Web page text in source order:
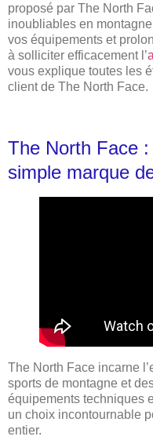
proposé par The North
inoubliables en
vos équipements et
à solliciter efficacement l’
vous explique toutes les
client de The North Face.
The North Face :
simple marque
The North Face incarne
sports de montagne et
équipements techniques
un choix incontournable
entier.